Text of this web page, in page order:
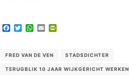
Facebook
TwitterWhatsApp
Email
FRED VAN DE VEN STADSDICHTER
TERUGBLIK 10 JAAR WIJKGERICHT WERKEN